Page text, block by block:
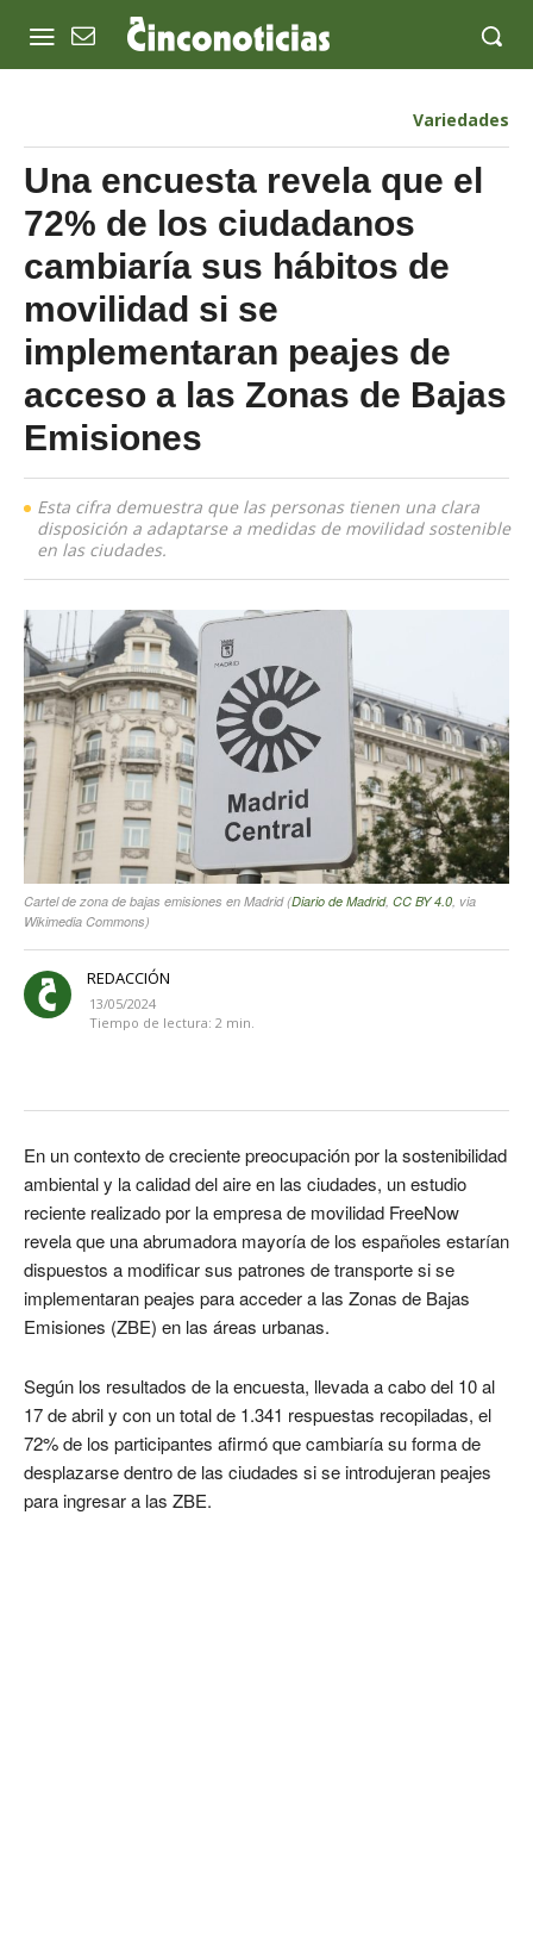
Variedades
Una encuesta revela que el
72% de los ciudadanos
cambiaría sus hábitos de
movilidad si se
implementaran peajes de
acceso a las Zonas de Bajas
Emisiones
Esta cifra demuestra que las personas tienen una clara
disposición a adaptarse a medidas de movilidad sostenible
en las ciudades.
Cartel de zona de bajas emisiones en Madrid (Diario de Madrid, CC BY 4.0, via
Wikimedia Commons)
REDACCIÓN
13/05/2024
Tiempo de lectura: 2 min.
En un contexto de creciente preocupación por la sostenibilidad
ambiental y la calidad del aire en las ciudades, un estudio
reciente realizado por la empresa de movilidad FreeNow
revela que una abrumadora mayoría de los españoles estarían
dispuestos a modificar sus patrones de transporte si se
implementaran peajes para acceder a las Zonas de Bajas
Emisiones (ZBE) en las áreas urbanas.
Según los resultados de la encuesta, llevada a cabo del 10 al
17 de abril y con un total de 1.341 respuestas recopiladas, el
72% de los participantes afirmó que cambiaría su forma de
desplazarse dentro de las ciudades si se introdujeran peajes
para ingresar a las ZBE.